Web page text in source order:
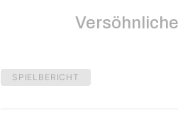
SPIELBERICHT